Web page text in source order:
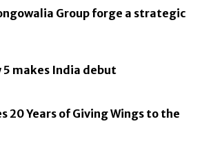
Group forge a strategic
5 makes India debut
20 Years of Giving Wings to the